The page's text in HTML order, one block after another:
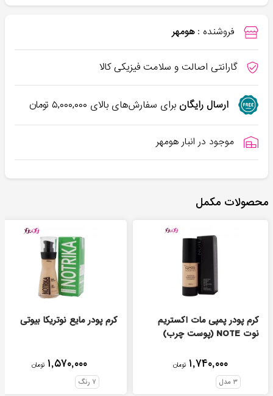
فروشنده : هومهر
گارانتی اصالت و سلامت فیزیکی کالا
ارسال رایگانبرای سفارش‌های بالای ۵,۰۰۰,۰۰۰تومان
موجود در انبار هومهر
محصولات مکمل
کرم پودر پمپی مات اکستریم
نوت NOTE (پوست چرب)
۱,۷۴۰,۰۰۰ تومان
۳ مدل
کرم پودر مایع نوتریکا بیوتی
۱,۵۷۰,۰۰۰ تومان
۷ رنگ